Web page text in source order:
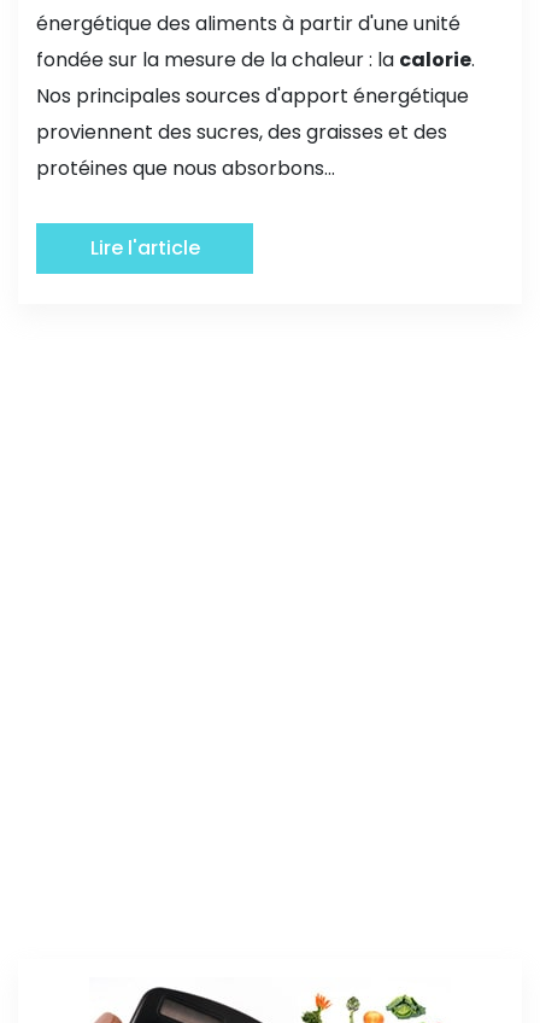
énergétique des aliments à partir d'une unité
fondée sur la mesure de la chaleur : la calorie.
Nos principales sources d'apport énergétique
proviennent des sucres, des graisses et des
protéines que nous absorbons...
Lire l'article